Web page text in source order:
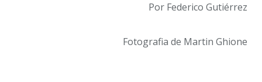
Por Federico Gutiérrez
Fotografia de Martin Ghione